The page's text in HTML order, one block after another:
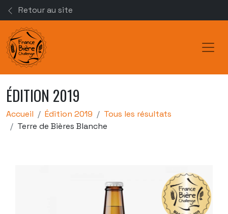
Retour au site
ÉDITION 2019
Accueil Édition 2019
Tous les résultats
Terre de Bières Blanche